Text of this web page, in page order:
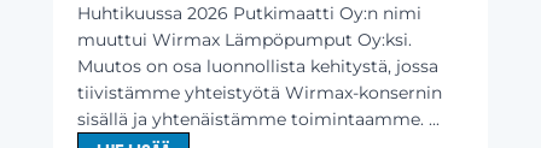
Huhtikuussa 2026 Putkimaatti Oy:n nimi
muuttui Wirmax Lämpöpumput Oy:ksi.
Muutos on osa luonnollista kehitystä, jossa
tiivistämme yhteistyötä Wirmax-konsernin
sisällä ja yhtenäistämme toimintaamme. ...